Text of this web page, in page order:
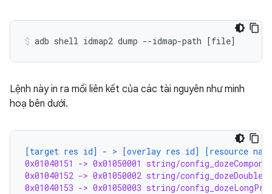
adb shell idmap2 dump --idmap-path [file]
Lệnh này in ra mối liên kết của các tài nguyên như minh
hoạ bên dưới.
[target res id] - > [overlay res id] [resource
0x01040151 -> 0x01050001 string/
0x01040152 -> 0x01050002 string/
0x01040153 -> 0x01050003 string/